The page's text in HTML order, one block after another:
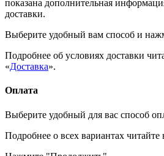
показана дополнительная
доставки.
Выберите удобный вам способ и
Подробнее об условиях доставки
«Доставка».
Оплата
Выберите удобный для вас способ
Подробнее о всех вариантах читайте